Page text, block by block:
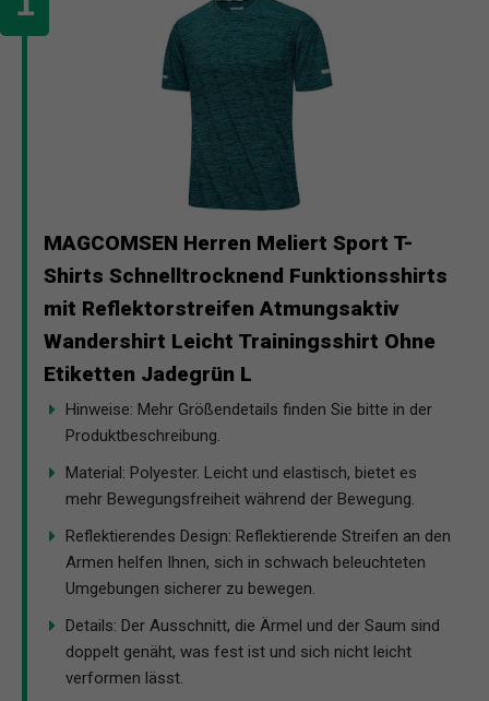
MAGCOMSEN Herren Meliert Sport T-
Shirts Schnelltrocknend Funktionsshirts
mit Reflektorstreifen Atmungsaktiv
Wandershirt Leicht Trainingsshirt Ohne
Etiketten Jadegrün L
Hinweise: Mehr Größendetails finden Sie bitte in der
Produktbeschreibung.
Material: Polyester. Leicht und elastisch, bietet es
mehr Bewegungsfreiheit während der Bewegung.
Reflektierendes Design: Reflektierende Streifen an den
Armen helfen Ihnen, sich in schwach beleuchteten
Umgebungen sicherer zu bewegen.
Details: Der Ausschnitt, die Ärmel und der Saum sind
doppelt genäht, was fest ist und sich nicht leicht
verformen lässt.